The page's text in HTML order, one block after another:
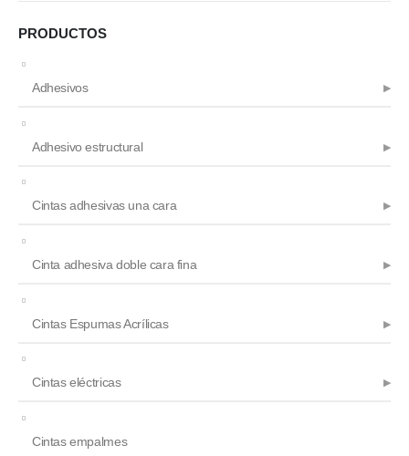
PRODUCTOS
Adhesivos
Adhesivo estructural
Cintas adhesivas una cara
Cinta adhesiva doble cara fina
Cintas Espumas Acrílicas
Cintas eléctricas
Cintas empalmes